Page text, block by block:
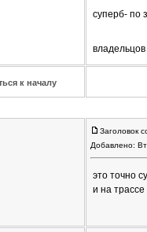
суперб- по
к началу
Заголовок
Добавлено:
это точно
и на